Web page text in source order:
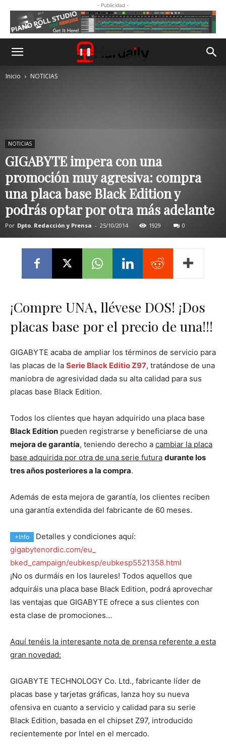
- Publicidad -
Inicio NOTICIAS
NOTICIAS
GIGABYTE impera con una
promoción muy agresiva: compra
una placa base Black Edition y
podrás optar por otra más adelante
Por Dpto. Redacción y Prensa - 25/10/2014 1929 0
¡Compre UNA, llévese DOS! ¡Dos
placas base por el precio de una!!!
GIGABYTE acaba de ampliar los términos de servicio para
las placas de la Serie Black Editio Z97, tratándose de una
maniobra de agresividad dada su alta calidad para sus
placas base Black Edition.
Todos los clientes que hayan adquirido una placa base
Black Edition pueden registrarse y beneficiarse de una
mejora de garantía, teniendo derecho a cambiar la placa
base adquirida por otra de una serie futura durante los
tres años posteriores a la compra.
Además de esta mejora de garantía, los clientes reciben
una garantía extendida del fabricante de 60 meses.
+Info
Detalles y condiciones aquí:
gigabytenordic.com/eu_
bked_campaign/eubkesp/eubkesp5521358.html
¡No os durmáis en los laureles! Todos aquellos que
adquiráis una placa base Black Edition, podrá aprovechar
las ventajas que GIGABYTE ofrece a sus clientes con
esta clase de promociones…
Aquí tenéis la interesante nota de prensa referente a esta
gran novedad:
GIGABYTE TECHNOLOGY Co. Ltd., fabricante líder de
placas base y tarjetas gráficas, lanza hoy su nueva
ofensiva en cuanto a servicio y calidad para su serie
Black Edition, basada en el chipset Z97, introducido
recientemente por Intel en el mercado.